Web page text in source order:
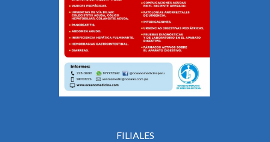
FILIALES